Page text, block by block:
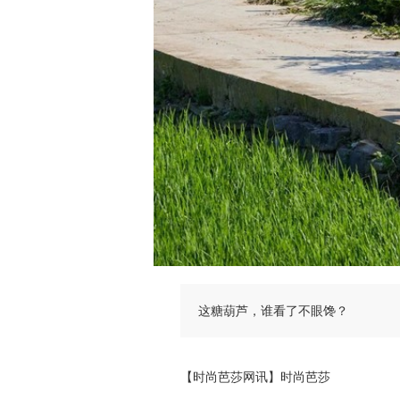
这糖葫芦，谁看了不眼馋？
【时尚芭莎网讯】时尚芭莎